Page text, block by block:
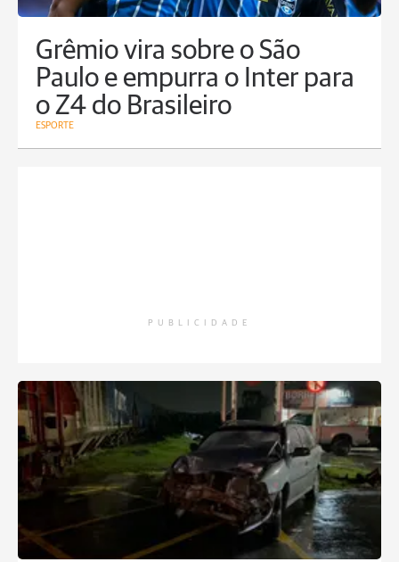
Grêmio vira sobre o São
Paulo e empurra o Inter para
o Z4 do Brasileiro
ESPORTE
PUBLICIDADE